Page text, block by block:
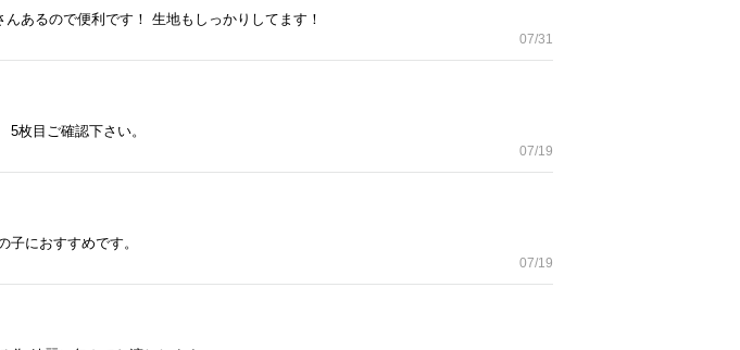
あるので便利です！ 生地もしっかりしてます！
07/31
枚目ご確認下さい。
07/19
におすすめです。
07/19